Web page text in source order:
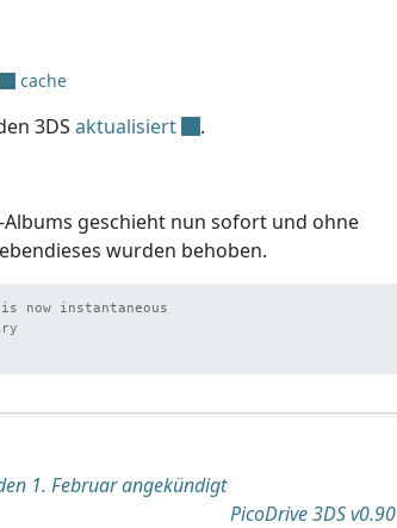
cache
3DS aktualisiert
.
geschieht nun sofort und ohne
wurden behoben.
now instantaneous
1. Februar angekündigt
PicoDrive 3DS v0.90